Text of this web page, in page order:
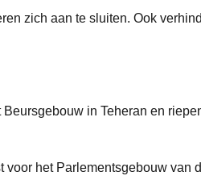
zich aan te sluiten. Ook
in Teheran en
het Parlementsgebouw van